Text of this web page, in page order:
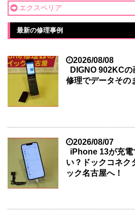
エクスペリア
最新の修理事例
2026/08/08
DIGNO 902KC
修理でデータその
2026/08/07
iPhone 13が充電
い？ドックコネク
ック名古屋へ！